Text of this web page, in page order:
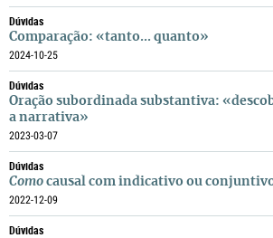
Dúvidas
Comparação: «tanto... quanto»
2024-10-25
Dúvidas
Oração subordinada substantiva:
a narrativa»
2023-03-07
Dúvidas
Como causal com indicativo ou
2022-12-09
Dúvidas